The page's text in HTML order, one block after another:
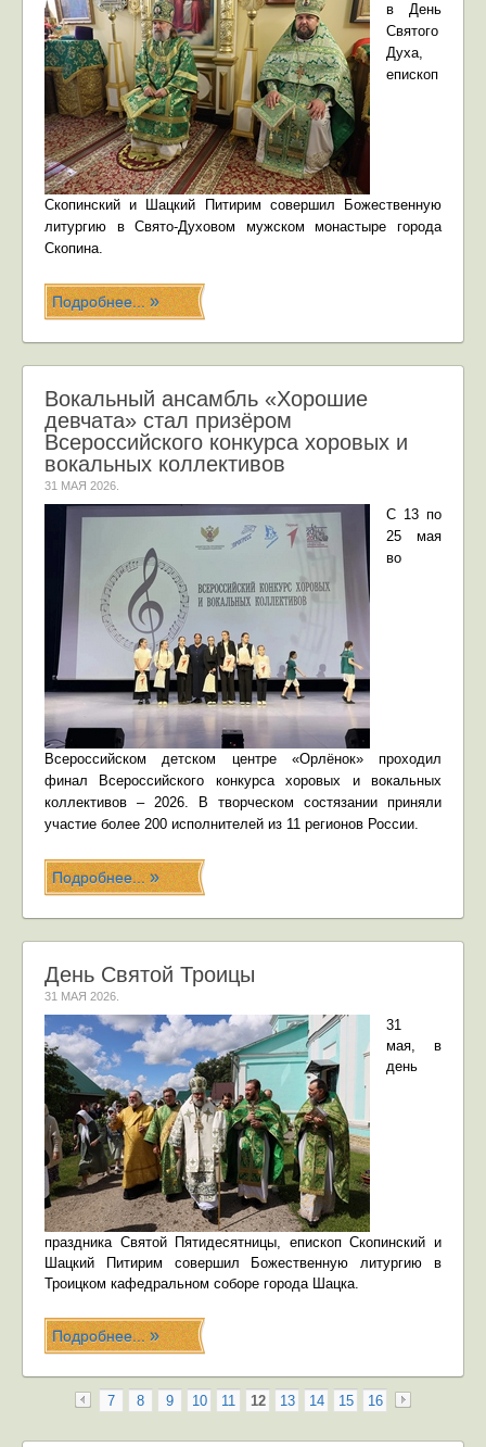
в День
Святого
Духа,
епископ
Скопинский и Шацкий Питирим совершил Божественную
литургию вСвято-Духовом мужском монастыре города
Скопина.
Подробнее...
Вокальный ансамбль «Хорошие
девчата» стал призёром
Всероссийского конкурса хоровых и
вокальных коллективов
31 МАЯ 2026
С 13 по
25 мая
во
Всероссийском детском центре «Орлёнок» проходил
финал Всероссийского конкурса хоровых и вокальных
коллективов – 2026. В творческом состязании приняли
участие более 200 исполнителей из 11 регионов России.
Подробнее...
День Святой Троицы
31 МАЯ 2026
31
мая, в
день
праздника Святой Пятидесятницы, епископ Скопинский и
Шацкий Питирим совершил Божественную литургию в
Троицком кафедральном соборе города Шацка.
Подробнее...
«
7 8 9 10 11 12 13 14 15 16